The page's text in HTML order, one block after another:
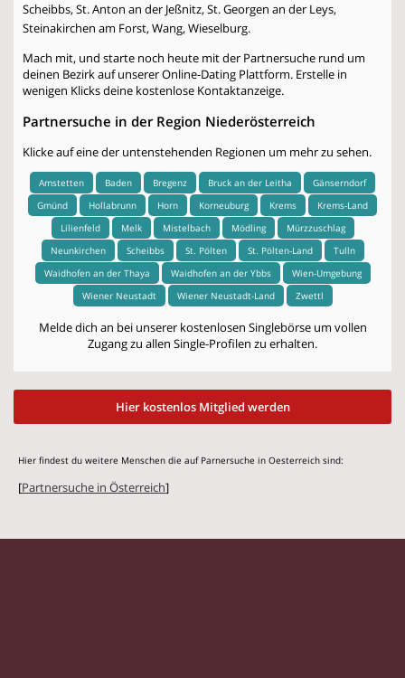
Scheibbs, St. Anton an der Jeßnitz, St. Georgen an der Leys,
Steinakirchen am Forst, Wang, Wieselburg.
Mach mit, und starte noch heute mit der Partnersuche rund um
deinen Bezirk auf unserer Online-Dating Plattform. Erstelle in
wenigen Klicks deine kostenlose Kontaktanzeige.
Partnersuche in der Region Niederösterreich
Klicke auf eine der untenstehenden Regionen um mehr zu sehen.
Amstetten Baden Bregenz Bruck an der Leitha
Gänserndorf
Gmünd
Hollabrunn Horn Korneuburg Krems
Krems-Land
Lilienfeld
Melk Mistelbach Mödling
Mürzzuschlag
Neunkirchen
Scheibbs St. Pölten St. Pölten-Land
Tulln
Waidhofen an der Thaya
Waidhofen an der Ybbs
Wien-Umgebung
Wiener Neustadt
Wiener Neustadt-Land Zwettl
Melde dich an bei unserer kostenlosen Singlebörse um vollen
Zugang zu allen Single-Profilen zu erhalten.
Hier kostenlos Mitglied werden
Hier findest du weitere Menschen die auf Parnersuche in Oesterreich sind:
[Partnersuche in Österreich]